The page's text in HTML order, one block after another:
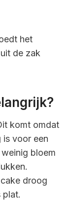
het
de zak
komt omdat
is voor een
bloem
droog
plat.